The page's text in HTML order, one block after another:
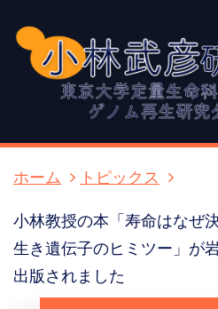
ホーム トピックス
小林教授の本「寿命はなぜ
生き遺伝子のヒミツー」が
出版されました